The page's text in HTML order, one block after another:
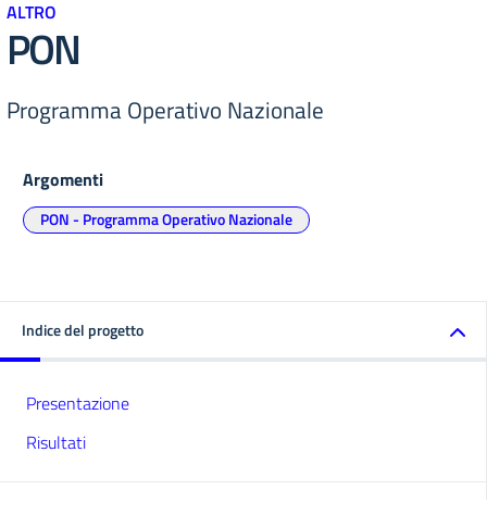
ALTRO
PON
Programma Operativo Nazionale
Argomenti
PON - Programma Operativo Nazionale
Indice del progetto
Presentazione
Risultati